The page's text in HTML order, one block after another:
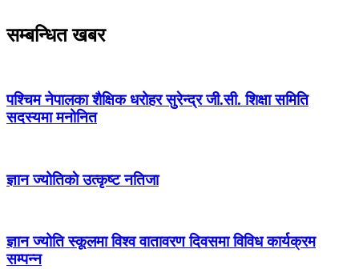
सम्बन्धित खबर
पश्चिम नेपालका शैक्षिक धरोहर सुरेन्द्र जी.सी. शिक्षा समिति
सदस्यमा मनोनित
ज्ञान ज्योतिकाे उत्कृष्ट नतिजा
ज्ञान ज्योति स्कूलमा विश्व वातावरण दिवसमा विविध कार्यक्रम
सम्पन्न